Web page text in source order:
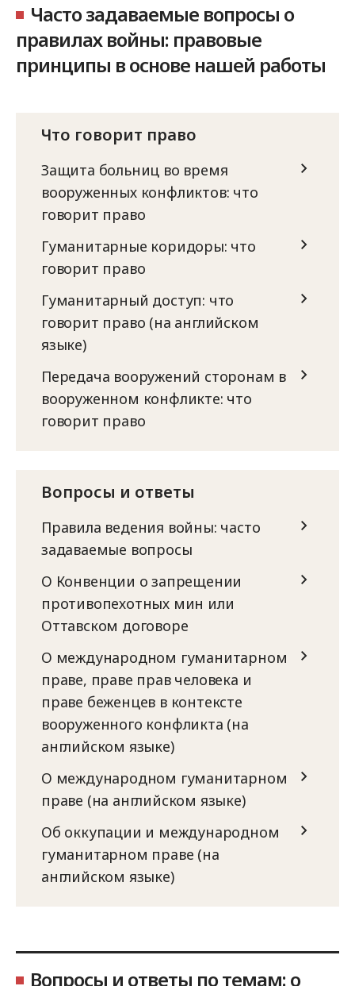
Часто задаваемые вопросы о
правилах войны: правовые
принципы в основе нашей работы
Что говорит право
Защита больниц во время
вооруженных конфликтов: что
говорит право
Гуманитарные коридоры: что
говорит право
Гуманитарный доступ: что
говорит право (на английском
языке)
Передача вооружений сторонам в
вооруженном конфликте: что
говорит право
Вопросы и ответы
Правила ведения войны: часто
задаваемые вопросы
О Конвенции о запрещении
противопехотных мин или
Оттавском договоре
О международном гуманитарном
праве, праве прав человека и
праве беженцев в контексте
вооруженного конфликта (на
английском языке)
О международном гуманитарном
праве (на английском языке)
Об оккупации и международном
гуманитарном праве (на
английском языке)
Вопросы и ответы по темам: о